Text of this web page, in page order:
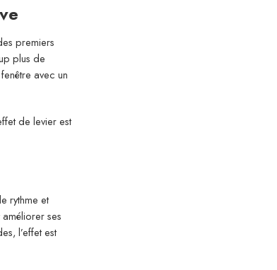
premiers
plus de
avec un
de levier est
rythme et
ses
l’effet est